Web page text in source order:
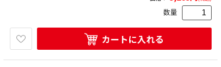
数量
カートに入れる